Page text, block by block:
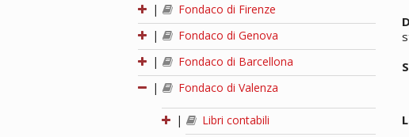
|
Fondaco di Firenze
|
Fondaco di Genova
|
Fondaco di Barcellona
|
Fondaco di Valenza
|
Libri contabili